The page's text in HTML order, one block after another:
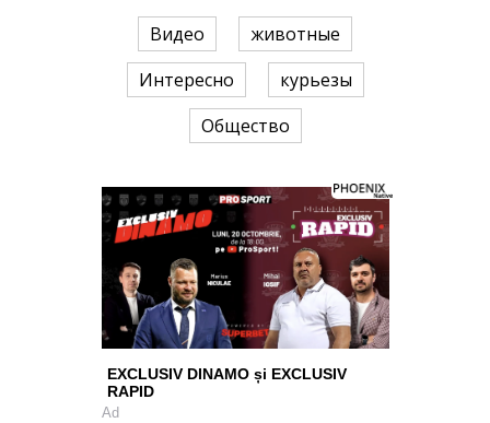
Видео
животные
Интересно
курьезы
Общество
EXCLUSIV DINAMO și EXCLUSIV
RAPID
Ad